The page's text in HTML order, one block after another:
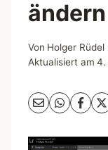
ändern
Von Holger Rüdel
Aktualisiert am 4.